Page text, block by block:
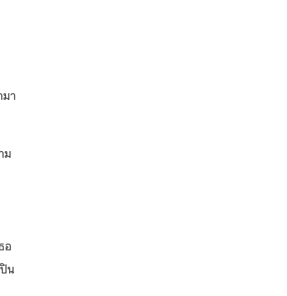
า
ม
อ
น